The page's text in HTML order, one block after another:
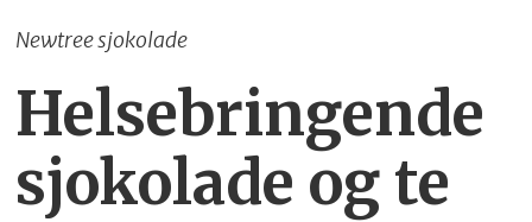
Newtree sjokolade
Helsebringende
sjokolade og te